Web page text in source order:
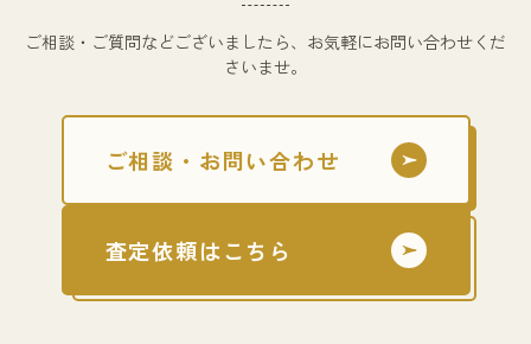
ご相談・ご質問などございましたら、お気軽にお問い合わせくだ
さいませ。
ご相談・お問い合わせ
査定依頼はこちら